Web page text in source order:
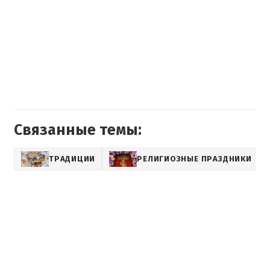
Связанные темы:
ТРАДИЦИИ РЕЛИГИОЗНЫЕ ПРАЗДНИКИ